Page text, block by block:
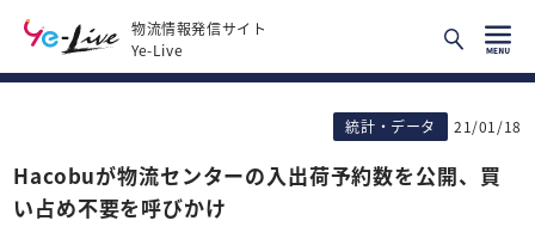
物流情報発信サイト
Ye-Live
統計・データ 21/01/18
Hacobuが物流センターの入出荷予約数を公開、買
い占め不要を呼びかけ